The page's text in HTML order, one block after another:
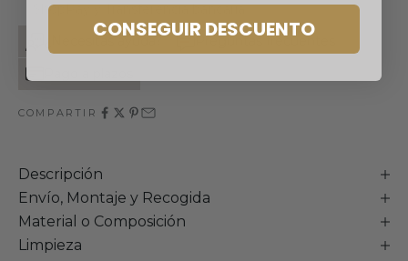
ShopPay y Transferencia bancaria
¿Necesitas ayuda?
Preguntas frecuentes
COMPARTIR
Descripción
Envío, Montaje y Recogida
Material o Composición
Limpieza
CONSEGUIR DESCUENTO